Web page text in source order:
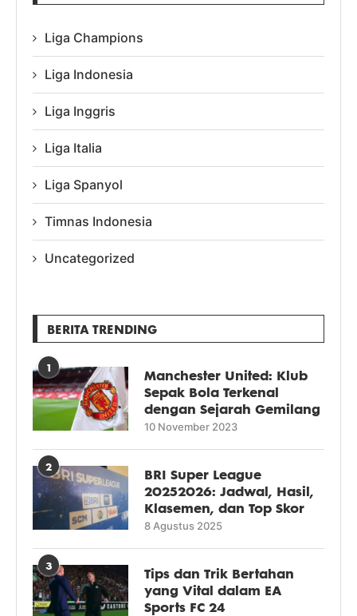
Liga Champions
Liga Indonesia
Liga Inggris
Liga Italia
Liga Spanyol
Timnas Indonesia
Uncategorized
BERITA TRENDING
1
Manchester United: Klub
Sepak Bola Terkenal
dengan Sejarah Gemilang
10 November 2023
2
BRI Super League
20252026: Jadwal, Hasil,
Klasemen, dan Top Skor
8 Agustus 2025
3
Tips dan Trik Bertahan
yang Vital dalam EA
Sports FC 24